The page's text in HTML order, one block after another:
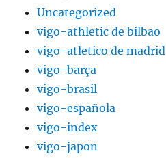
Uncategorized
vigo-athletic de bilbao
vigo-atletico de madrid
vigo-barça
vigo-brasil
vigo-española
vigo-index
vigo-japon